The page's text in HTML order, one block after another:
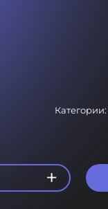
Категории:
+